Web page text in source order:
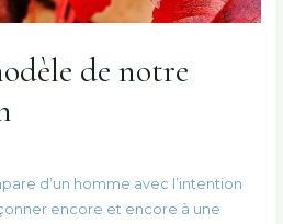
de notre
d’un homme avec l’intention
encore et encore à une